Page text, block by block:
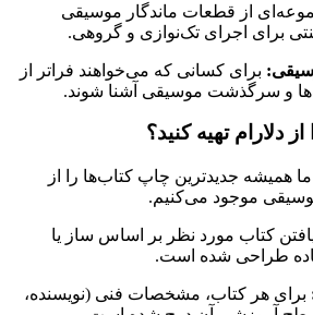
از قطعات ماندگار موسیقی
برای اجرای تک‌نوازی و گروهی.
برای کسانی که می‌خواهند فراتر از
و سرگذشت موسیقی آشنا شوند.
دلارام تهیه کنید؟
ما همیشه جدیدترین چاپ کتاب‌ها را از
موجود می‌کنیم.
کتاب مورد نظر بر اساس ساز یا
طراحی شده است.
برای هر کتاب، مشخصات فنی (نویسنده،